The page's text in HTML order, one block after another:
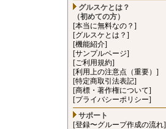
グルスケとは？
（初めての方）
[本当に無料なの？]
[グルスケとは？]
[機能紹介]
[サンプルページ]
[ご利用規約]
[利用上の注意点（重要）]
[特定商取引法表記]
[商標・著作権について]
[プライバシーポリシー]
サポート
[登録〜グループ作成の流れ]